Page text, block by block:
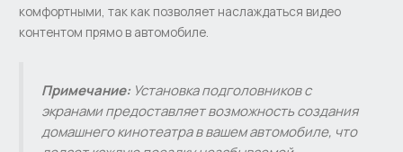
комфортными, так как позволяет наслаждаться видео
контентом прямо в автомобиле.
Примечание: Установка подголовников с
экранами предоставляет возможность создания
домашнего кинотеатра в вашем автомобиле, что